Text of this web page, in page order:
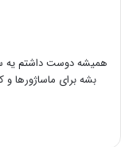
همیشه دوست داشتم یه
بشه برای ماساژورها